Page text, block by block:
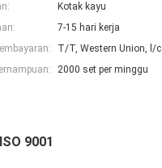
Kotak kayu
7-15 hari kerja
T/T, Western Union, l/c
2000 set per minggu
9001